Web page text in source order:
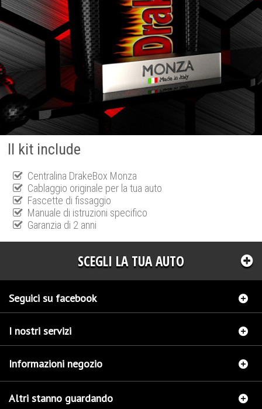
Il kit include
Centralina DrakeBox Monza
Cablaggio originale per la tua auto
Fascette di fissaggio
Manuale di istruzioni specifico
Garanzia di 2 anni
SCEGLI LA TUA AUTO
Seguici su facebook
I nostri servizi
Informazioni negozio
Altri stanno guardando